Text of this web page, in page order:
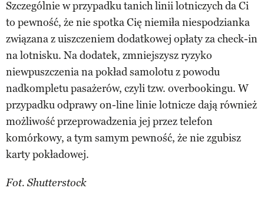
Szczególnie w przypadku tanich linii lotniczych da Ci
to pewność, że nie spotka Cię niemiła niespodzianka
związana z uiszczeniem dodatkowej opłaty za check-in
na lotnisku. Na dodatek, zmniejszysz ryzyko
niewpuszczenia na pokład samolotu z powodu
nadkompletu pasażerów, czyli tzw. overbookingu. W
przypadku odprawy on-line linie lotnicze dają również
możliwość przeprowadzenia jej przez telefon
komórkowy, a tym samym pewność, że nie zgubisz
karty pokładowej.
Fot. Shutterstock